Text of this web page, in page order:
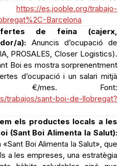
https://es.jooble.org/trabajo-
Barcelona
de feina (cajerx,
a): Anuncis d’ocupació de
PROSALES, Closer Logistics).
Boi es mostra sorprenentment
d’ocupació i un salari mitjà
€/mes. Font:
trabajos/sant-boi-de-llobregat?
els productes locals a les
(Sant Boi Alimenta la Salut):
Boi Alimenta la Salut», que
a les empreses, una estratègia